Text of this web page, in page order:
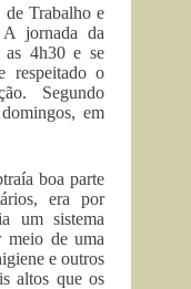
Trabalho e
A jornada da
as 4h30 e se
respeitado o
Segundo
em
boa parte
era por
um sistema
meio de uma
e outros
altos que os